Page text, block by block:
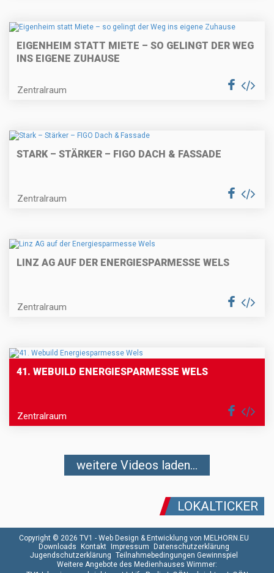
EIGENHEIM STATT MIETE – SO GELINGT DER WEG
INS EIGENE ZUHAUSE
Zentralraum
STARK – STÄRKER – FIGO DACH & FASSADE
Zentralraum
LINZ AG AUF DER ENERGIESPARMESSE WELS
Zentralraum
41. WEBUILD ENERGIESPARMESSE WELS
Zentralraum
weitere Videos laden...
LOKALTICKER
Copyright © 2026 TV1 - Web Design & Entwicklung von MELHORN.EU
Downloads Kontakt Impressum Datenschutzerklärung
Jugendschutzerklärung Teilnahmebedingungen Gewinnspiel
Weitere Angebote des Medienhauses Wimmer: